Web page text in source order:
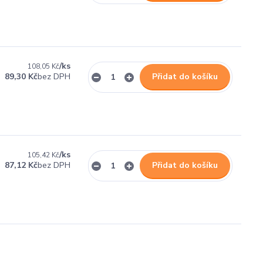
108,05 Kč/ks
89,30 Kčbez DPH Přidat do košíku
105,42 Kč/ks
87,12 Kčbez DPH Přidat do košíku